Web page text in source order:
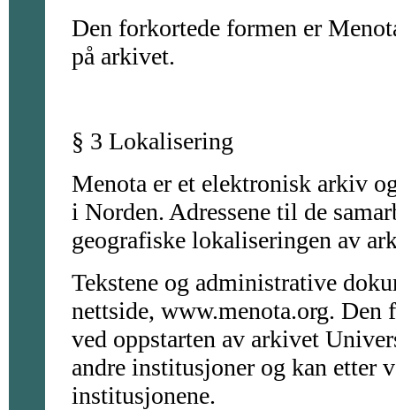
Den forkortede formen er
på arkivet.
§ 3 Lokalisering
Menota er et elektronisk arkiv
i Norden. Adressene til de
geografiske lokaliseringen av
Tekstene og administrative
nettside, www.menota.org. Den
ved oppstarten av arkivet
andre institusjoner og kan etter
institusjonene.